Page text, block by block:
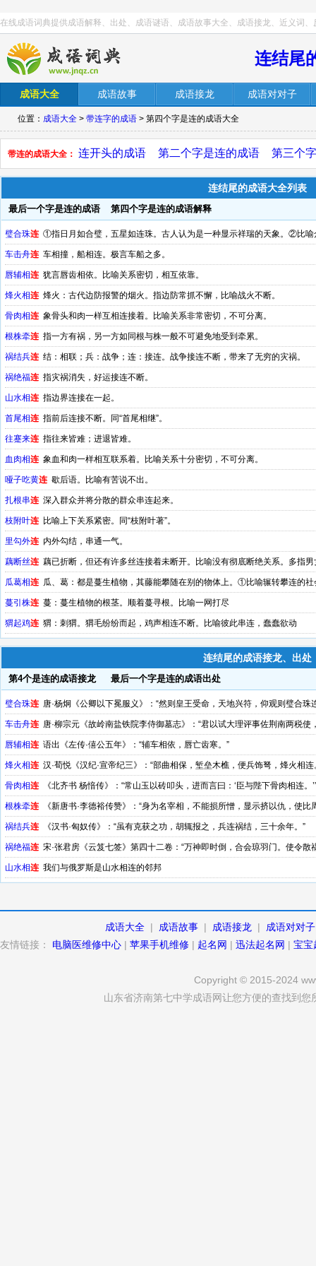
在线成语词典提供成语解释、出处、成语谜语、成语故事大全、成语接龙、近义词、
连结尾
成语大全 成语故事 成语接龙 成语对对子
位置： 成语大全 > 带连字的成语 > 第四个字是连的成语大全
带连的成语大全： 连开头的成语 第二个字是连的成语 第三个
连结尾的成语大全列表
最后一个字是连的成语 第四个字是连的成语解释
璧合珠连 ①指日月如合璧，五星如连珠。古人认为是一种显示祥瑞的天象。②比喻
车击舟连 车相撞，船相连。极言车船之多。
唇辅相连 犹言唇齿相依。比喻关系密切，相互依靠。
烽火相连 烽火：古代边防报警的烟火。指边防常抓不懈，比喻战火不断。
骨肉相连 象骨头和肉一样互相连接着。比喻关系非常密切，不可分离。
根株牵连 指一方有祸，另一方如同根与株一般不可避免地受到牵累。
祸结兵连 结：相联；兵：战争；连：接连。战争接连不断，带来了无穷的灾祸。
祸绝福连 指灾祸消失，好运接连不断。
山水相连 指边界连接在一起。
首尾相连 指前后连接不断。同“首尾相继”。
往蹇来连 指往来皆难；进退皆难。
血肉相连 象血和肉一样相互联系着。比喻关系十分密切，不可分离。
哑子吃黄连 歇后语。比喻有苦说不出。
扎根串连 深入群众并将分散的群众串连起来。
枝附叶连 比喻上下关系紧密。同“枝附叶著”。
里勾外连 内外勾结，串通一气。
藕断丝连 藕已折断，但还有许多丝连接着未断开。比喻没有彻底断绝关系。多指
瓜葛相连 瓜、葛：都是蔓生植物，其藤能攀随在别的物体上。①比喻辗转攀连的
蔓引株连 蔓：蔓生植物的根茎。顺着蔓寻根。比喻一网打尽
猬起鸡连 猬：刺猬。猬毛纷纷而起，鸡声相连不断。比喻彼此串连，蠢蠢欲动
连结尾的成语接龙、出处
第4个是连的成语接龙 最后一个字是连的成语出处
璧合珠连 唐·杨炯《公卿以下冕服义》：“然则皇王受命，天地兴符，仰观则璧合珠
车击舟连 唐·柳宗元《故岭南盐铁院李侍御墓志》：“君以试大理评事佐荆南两税使
唇辅相连 语出《左传·僖公五年》：“辅车相依，唇亡齿寒。”
烽火相连 汉·荀悦《汉纪·宣帝纪三》：“部曲相保，堑垒木樵，便兵饰弩，烽火相连
骨肉相连 《北齐书 杨愔传》：“常山玉以砖叩头，进而言曰：‘臣与陛下骨肉相连。
根株牵连 《新唐书·李德裕传赞》：“身为名宰相，不能损所憎，显示挤以仇，使
未哲欤？”
祸结兵连 《汉书·匈奴传》：“虽有克获之功，胡辄报之，兵连祸结，三十余年。”
祸绝福连 宋·张君房《云笈七签》第四十二卷：“万神即时倒，合会琼羽门。使令
山水相连 我们与俄罗斯是山水相连的邻邦
成语大全 | 成语故事 | 成语接龙 |
成语对对子
友情链接：
电脑医维修中心 | 苹果手机维修 | 起名网 | 迅法起名网 | 宝宝
Copyright © 2015-2024
山东省济南第七中学成语网让您方便的查找到您